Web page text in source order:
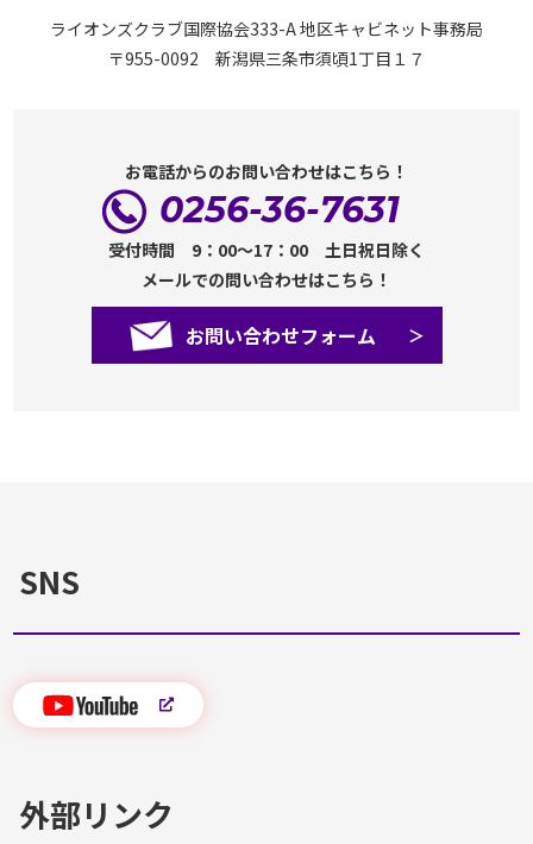
ライオンズクラブ国際協会333-A 地区キャビネット事務局
〒955-0092 新潟県三条市須頃1丁目１７
お電話からのお問い合わせはこちら！
0256-36-7631
受付時間 9：00～17：00 土日祝日除く
メールでの問い合わせはこちら！
お問い合わせフォーム
SNS
外部リンク